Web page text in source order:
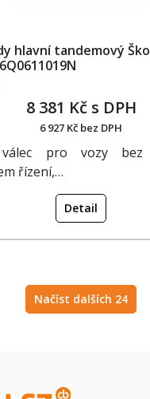
hlavní tandemový
8 381 Kč s DPH
6 927 Kč bez DPH
válec pro vozy
řízení,…
Detail
Načíst dalších 24